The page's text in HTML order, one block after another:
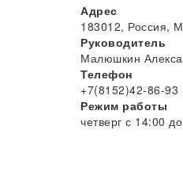
Адрес
183012, Россия,
Руководитель
Малюшкин
Телефон
+7(8152)42-86-93
Режим работы
четверг с 14:00